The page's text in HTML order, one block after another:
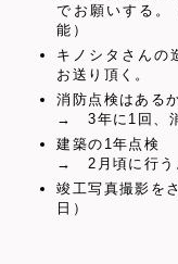
でお願いする。
能）
キノシタさんの
お送り頂く。
消防点検はある
→ 3年に1回、消
建築の1年点検
→ 2月頃に行う
竣工写真撮影を
日）